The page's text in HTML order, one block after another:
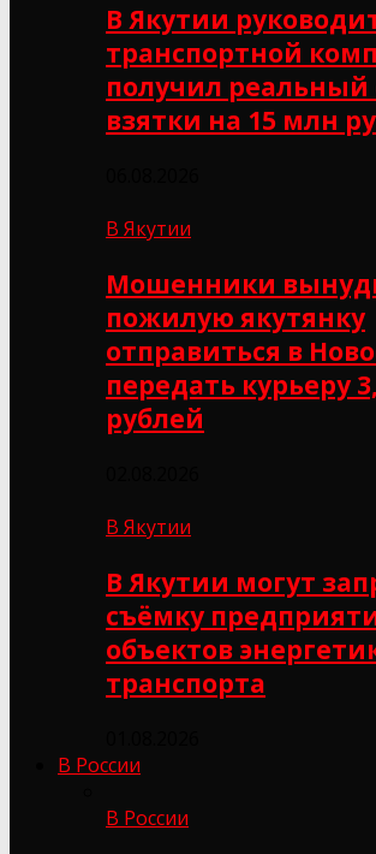
В Якутии
транспортной
получил реальный
взятки на 15 млн
В Якутии
Мошенники
пожилую якутянку
отправиться в
передать курьеру
рублей
В Якутии
В Якутии могут
съёмку
объектов
транспорта
В России
В России